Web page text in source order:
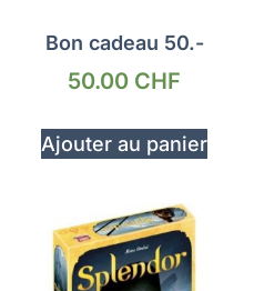
Bon cadeau 50.-
50.00 CHF
Ajouter au panier